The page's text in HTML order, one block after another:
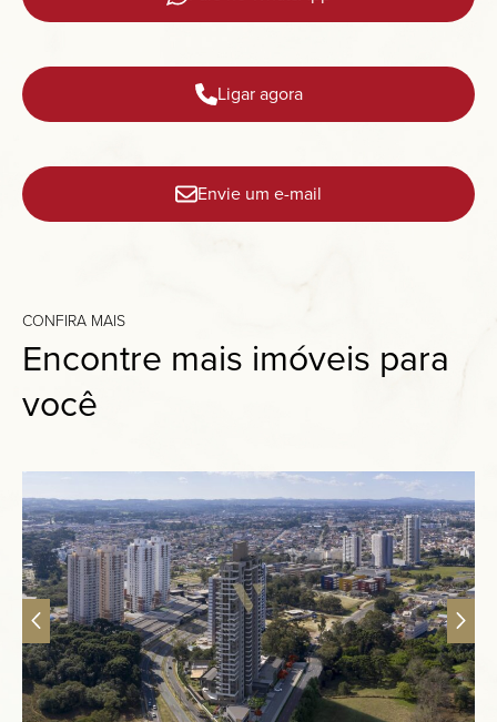
Ligar agora
Envie um e-mail
CONFIRA MAIS
Encontre mais imóveis para
você